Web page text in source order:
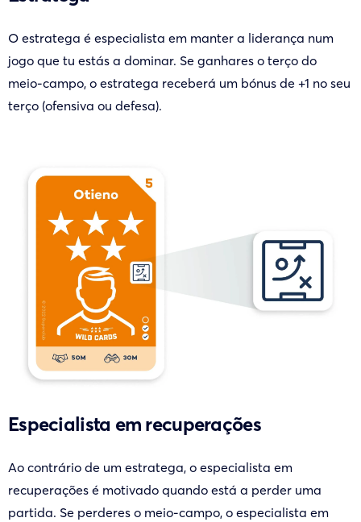
O estratega é especialista em manter a liderança num
jogo que tu estás a dominar. Se ganhares o terço do
meio-campo, o estratega receberá um bónus de +1 no seu
terço (ofensiva ou defesa).
Especialista em recuperações
Ao contrário de um estratega, o especialista em
recuperações é motivado quando está a perder uma
partida. Se perderes o meio-campo, o especialista em